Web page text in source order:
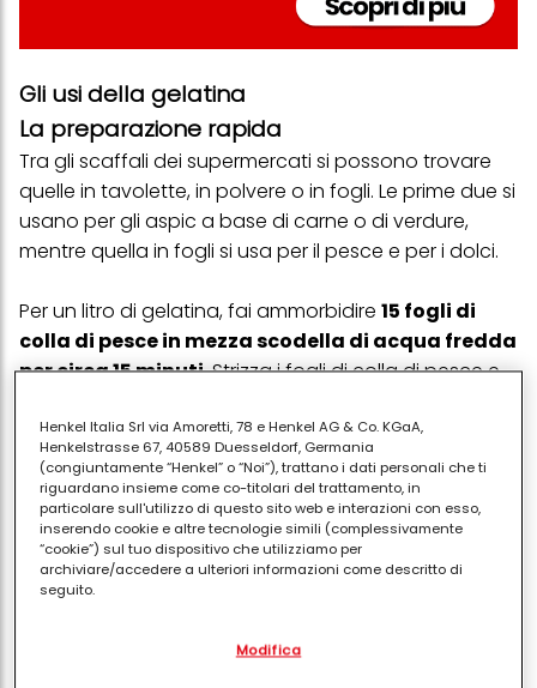
Gli usi della gelatina
La preparazione rapida
Tra gli scaffali dei supermercati si possono trovare
quelle in tavolette, in polvere o in fogli. Le prime due si
usano per gli aspic a base di carne o di verdure,
mentre quella in fogli si usa per il pesce e per i dolci.
Per un litro di gelatina, fai ammorbidire 15 fogli di
colla di pesce in mezza scodella di acqua fredda
per circa 15 minuti.Strizza i fogli di colla di pesce e
4 grani di peep, un pizzico di sale, 1 cucchiaino di
estratto di carne e sbatti il tutto. Metti la casseruola
su un fuoco molto basso e sbattendo porta ad
ebollizione. Copri e lascia sobbollire per cinque minuti
diminuendo al minimo il calore.
Come procedere
setaccio molto fine e quindi lascia intiepidire a
Henkel Italia Srl via Amoretti, 78 e Henkel AG & Co. KGaA,
Henkelstrasse 67, 40589 Duesseldorf, Germania
(congiuntamente “Henkel” o “Noi”), trattano i dati personali che ti
riguardano insieme come co-titolari del trattamento, in
particolare sull'utilizzo di questo sito web e interazioni con esso,
inserendo cookie e altre tecnologie simili (complessivamente
“cookie”) sul tuo dispositivo che utilizziamo per
archiviare/accedere a ulteriori informazioni come descritto di
seguito.
separati o co-titolari come indicato nella nostra Informativa sulla
Modifica